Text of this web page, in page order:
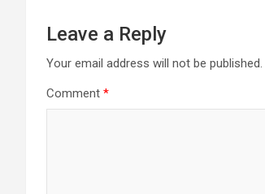
Leave a Reply
Your email address will not be published.
Comment *